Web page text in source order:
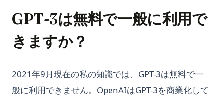
GPT-3は無料で一般に利用で
きますか？
2021年9月現在の私の知識では、GPT-3は無料で一
般に利用できません。OpenAIはGPT-3を商業化して